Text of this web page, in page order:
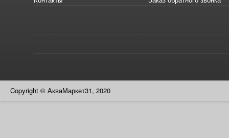
Copyright © АкваМаркет31, 2020